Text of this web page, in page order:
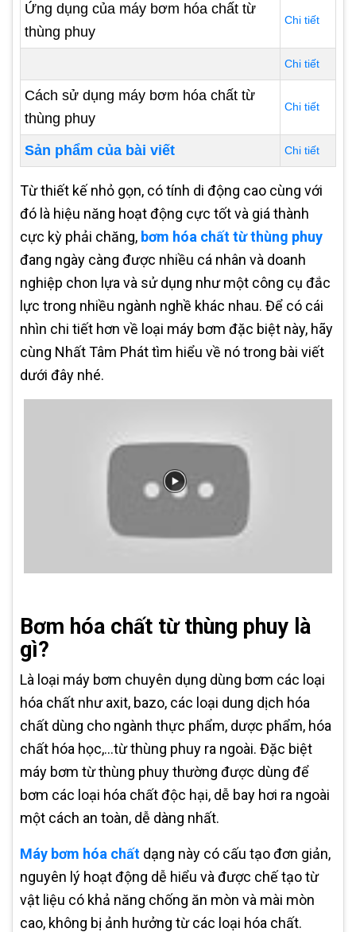
Ứng dụng của máy bơm hóa chất từ
thùng phuy
Chi tiết
Chi tiết
Cách sử dụng máy bơm hóa chất từ
thùng phuy
Chi tiết
Sản phẩm của bài viết Chi tiết
Từ thiết kế nhỏ gọn, có tính di động cao cùng với
đó là hiệu năng hoạt động cực tốt và giá thành
cực kỳ phải chăng, bơm hóa chất từ thùng phuy
đang ngày càng được nhiều cá nhân và doanh
nghiệp chon lựa và sử dụng như một công cụ đắc
lực trong nhiều ngành nghề khác nhau. Để có cái
nhìn chi tiết hơn về loại máy bơm đặc biệt này, hãy
cùng Nhất Tâm Phát tìm hiểu về nó trong bài viết
dưới đây nhé.
Bơm hóa chất từ thùng phuy là
gì?
Là loại máy bơm chuyên dụng dùng bơm các loại
hóa chất như axit, bazo, các loại dung dịch hóa
chất dùng cho ngành thực phẩm, dược phẩm, hóa
chất hóa học,…từ thùng phuy ra ngoài. Đặc biệt
máy bơm từ thùng phuy thường được dùng để
bơm các loại hóa chất độc hại, dễ bay hơi ra ngoài
một cách an toàn, dễ dàng nhất.
Máy bơm hóa chất dạng này có cấu tạo đơn giản,
nguyên lý hoạt động dễ hiểu và được chế tạo từ
vật liệu có khả năng chống ăn mòn và mài mòn
cao, không bị ảnh hưởng từ các loại hóa chất.